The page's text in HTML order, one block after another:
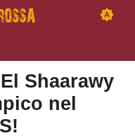
Shaarawy
nel